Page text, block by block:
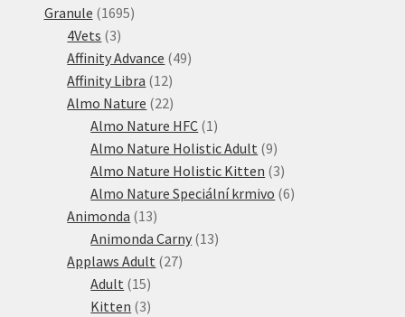
Granule 16951695
4Vets 33
produkty
Affinity Advance 4949
Affinity Libra 1212
produktů
Almo Nature 2222
produktů
Almo Nature HFC 1 1
produkt
Almo Nature Holistic Adult 99
produktů
Almo Nature Holistic Kitten 33
produkty
Almo Nature Speciální krmivo 66
Animonda 1313
produktů
Animonda Carny 1313
Applaws Adult 2727
Adult 1515
produktů
Kitten 33